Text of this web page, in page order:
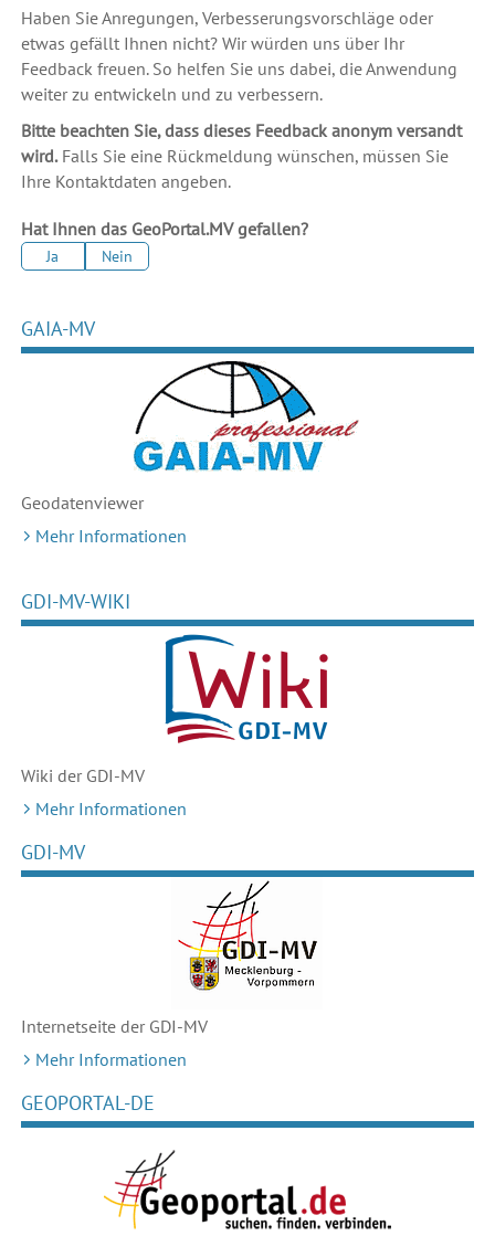
Haben Sie Anregungen, Verbesserungsvorschläge oder
etwas gefällt Ihnen nicht? Wir würden uns über Ihr
Feedback freuen. So helfen Sie uns dabei, die Anwendung
weiter zu entwickeln und zu verbessern.
Bitte beachten Sie, dass dieses Feedback anonym versandt
wird.Falls Sie eine Rückmeldung wünschen, müssen Sie
Ihre Kontaktdaten angeben.
Hat Ihnen das GeoPortal.MV gefallen?
Ja Nein
GAIA-MV
Geodatenviewer
Mehr Informationen
GDI-MV-WIKI
Wiki der GDI-MV
Mehr Informationen
GDI-MV
Internetseite der GDI-MV
Mehr Informationen
GEOPORTAL-DE